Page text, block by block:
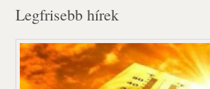
Legfrisebb hírek